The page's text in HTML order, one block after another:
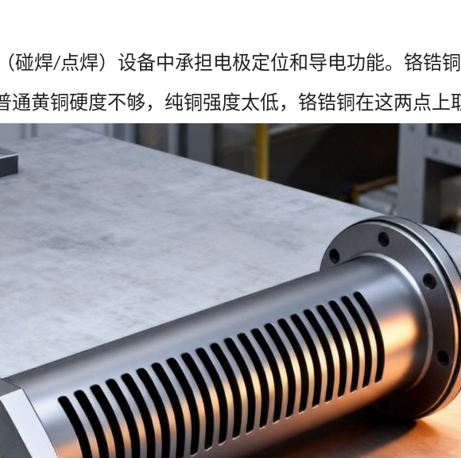
碰焊/点焊）设备中承担电极定位和导电功能。铬锆
通黄铜硬度不够，纯铜强度太低，铬锆铜在这两点上